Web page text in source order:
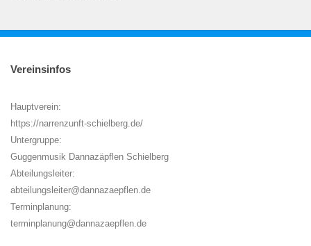
Vereinsinfos
Hauptverein:
https://narrenzunft-schielberg.de/
Untergruppe:
Guggenmusik Dannazäpflen Schielberg
Abteilungsleiter:
abteilungsleiter@dannazaepflen.de
Terminplanung:
terminplanung@dannazaepflen.de